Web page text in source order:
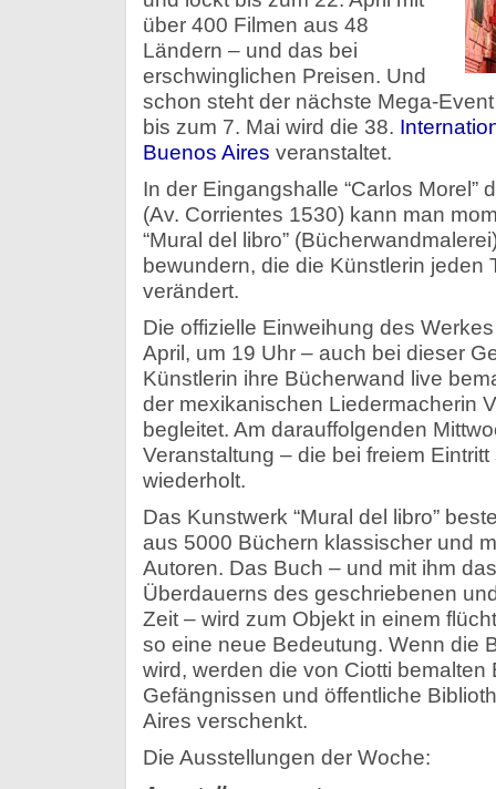
über 400 Filmen aus 48
Ländern – und das bei
erschwinglichen Preisen. Und
schon steht der nächste Mega-
bis zum 7. Mai wird die 38.
Buenos Aires veranstaltet.
In der Eingangshalle “Carlos Morel”
(Av. Corrientes 1530) kann man
“Mural del libro”
bewundern, die die Künstlerin jeden
verändert.
Die offizielle Einweihung des
April, um 19 Uhr – auch bei dieser
Künstlerin ihre Bücherwand live
der mexikanischen Liedermacherin
begleitet. Am darauffolgenden
Veranstaltung – die bei freiem
wiederholt.
Das Kunstwerk “Mural del libro”
aus 5000 Büchern klassischer und
Autoren. Das Buch – und mit ihm
Überdauerns des geschriebenen
Zeit – wird zum Objekt in einem
so eine neue Bedeutung. Wenn die
wird, werden die von Ciotti
Gefängnissen und öffentliche
Aires verschenkt.
Die Ausstellungen der Woche: